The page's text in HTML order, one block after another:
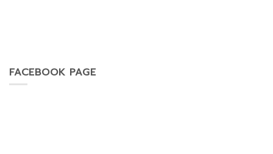
FACEBOOK PAGE